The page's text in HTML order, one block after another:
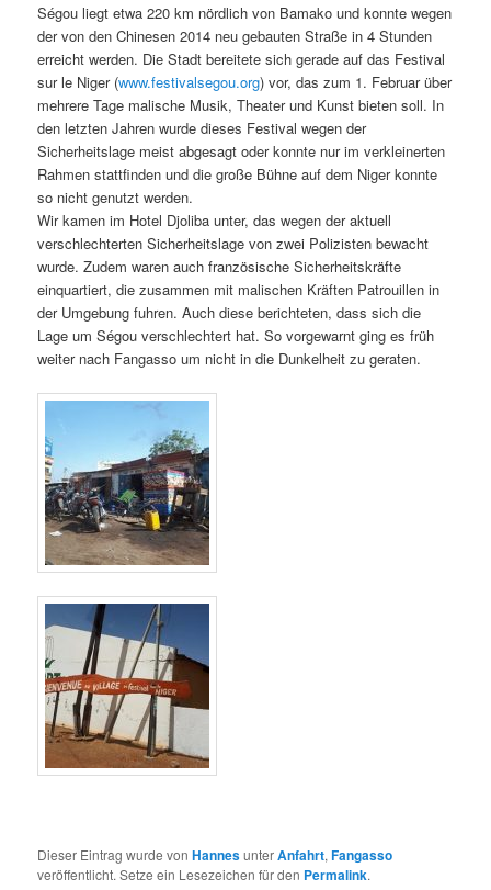
Ségou liegt etwa 220 km nördlich von Bamako und konnte wegen
der von den Chinesen 2014 neu gebauten Straße in 4 Stunden
erreicht werden. Die Stadt bereitete sich gerade auf das Festival
sur le Niger (www.festivalsegou.org) vor, das zum 1. Februar über
mehrere Tage malische Musik, Theater und Kunst bieten soll. In
den letzten Jahren wurde dieses Festival wegen der
Sicherheitslage meist abgesagt oder konnte nur im verkleinerten
Rahmen stattfinden und die große Bühne auf dem Niger konnte
so nicht genutzt werden.
Wir kamen im Hotel Djoliba unter, das wegen der aktuell
verschlechterten Sicherheitslage von zwei Polizisten bewacht
wurde. Zudem waren auch französische Sicherheitskräfte
einquartiert, die zusammen mit malischen Kräften Patrouillen in
der Umgebung fuhren. Auch diese berichteten, dass sich die
Lage um Ségou verschlechtert hat. So vorgewarnt ging es früh
weiter nach Fangasso um nicht in die Dunkelheit zu geraten.
Dieser Eintrag wurde vonHannesunterAnfahrt,Fangasso
veröffentlicht. Setze ein Lesezeichen für den Permalink.